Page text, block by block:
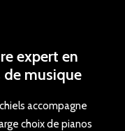
expert en
musique
accompagne
choix de pianos